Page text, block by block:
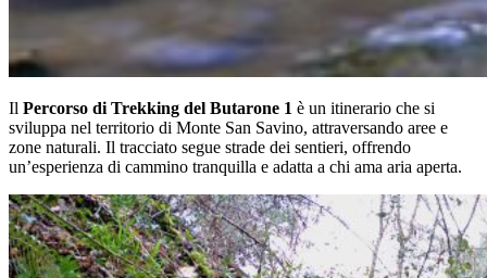
Il Percorso di Trekking del Butarone 1 è un itinerario che si
sviluppa nel territorio di Monte San Savino, attraversando aree e
zone naturali. Il tracciato segue strade dei sentieri, offrendo
un’esperienza di cammino tranquilla e adatta a chi ama aria aperta.